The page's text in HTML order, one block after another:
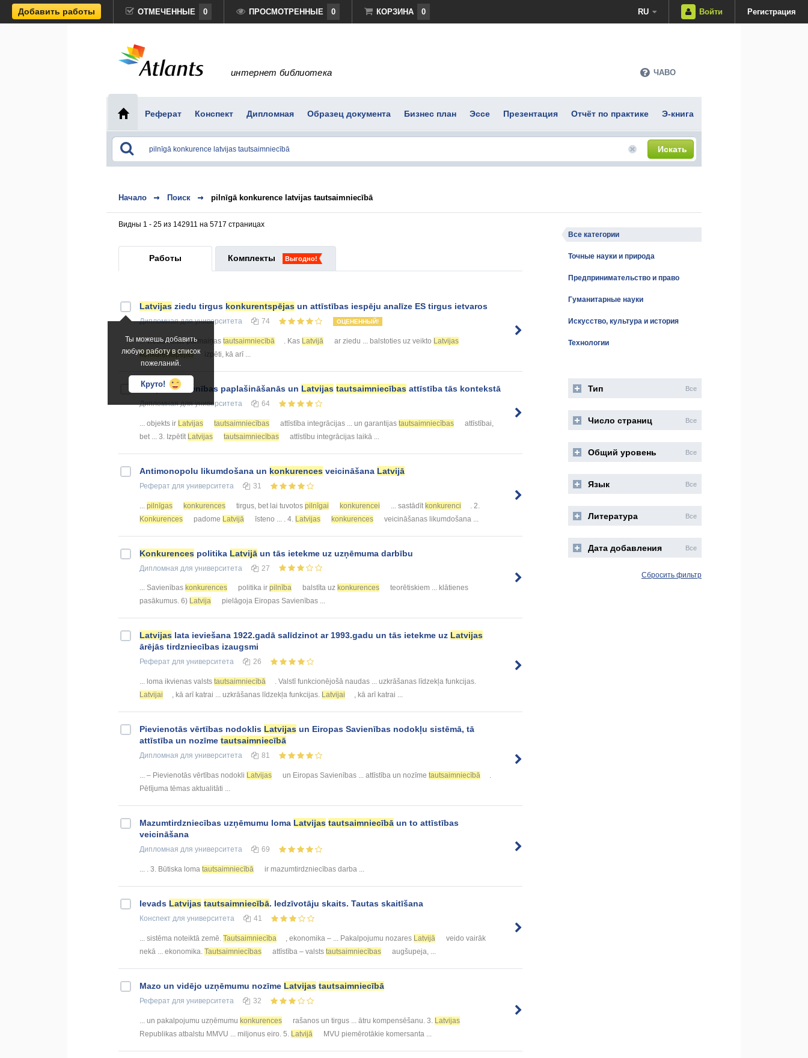
Добавить работы ОТМЕЧЕННЫЕ 0 ПРОСМОТРЕННЫЕ 0 КОРЗИНА 0 RU Войти Регистрация
интернет библиотека ЧАВО
Реферат Конспект Дипломная Образец документа Бизнес план Эссе Презентация Отчёт по практике Э-книга
Искать
Начало Поиск pilnīgā konkurence latvijas tautsaimniecībā
Видны 1 - 25 из 142911 на 5717 страницах
Работы Комплекты Выгодно!
Ты можешь добавить
любую работу в список
пожеланий.
Круто!
Latvijas ziedu tirgus konkurentspējas un attīstības iespēju analīze ES tirgus ietvaros
Дипломнаядля университета 74 ОЦЕНЕННЫЙ!
... viesis lielas pārmaiņas tautsaimniecībā . Kas Latvijā ar ziedu ... balstoties uz veikto Latvijas
konkurentspējas
izpēti, kā arī ...
Eiropas Savienības paplašināšanās un Latvijas tautsaimniecības attīstība tās kontekstā
Дипломнаядля университета 64
... objekts ir Latvijas tautsaimniecības attīstība integrācijas ... un garantijas tautsaimniecības
attīstībai,
bet ... 3. Izpētīt Latvijas tautsaimniecības attīstību integrācijas laikā ...
Antimonopolu likumdošana un konkurences veicināšana Latvijā
Реферат для университета 31
pilnīgas konkurences tirgus, bet lai tuvotos pilnīgai konkurencei ... sastādīt konkurenci
. 2.
Konkurences
padome Latvijā īsteno ... . 4. Latvijas konkurences veicināšanas likumdošana ...
Konkurences politika Latvijā un tās ietekme uz uzņēmuma darbību
Дипломная для университета 27
... Savienības konkurences politika ir pilnība balstīta uz konkurences
teorētiskiem ... klātienes
pasākumus. 6) Latvija pielāgoja Eiropas Savienības ...
Latvijas lata ieviešana 1922.gadā salīdzinot ar 1993.gadu un tās ietekme uz Latvijas
ārējās tirdzniecības izaugsmi
Реферат для университета 26
... loma ikvienas valsts tautsaimniecībā
. Valstī funkcionējošā naudas ... uzkrāšanas līdzekļa funkcijas.
Latvijai
, kā arī katrai ... uzkrāšanas līdzekļa funkcijas. Latvijai , kā arī katrai ...
Pievienotās vērtības nodoklis Latvijas un Eiropas Savienības nodokļu sistēmā, tā
attīstība un nozīme tautsaimniecībā
Дипломная для университета 81
... – Pievienotās vērtības nodokli Latvijas un Eiropas Savienības ... attīstība un nozīme tautsaimniecībā
.
Pētījuma tēmas aktualitāti ...
Mazumtirdzniecības uzņēmumu loma Latvijas tautsaimniecībā un to attīstības
veicināšana
Дипломная для университета 69
... . 3. Būtiska loma tautsaimniecībā ir mazumtirdzniecības darba ...
Ievads Latvijas tautsaimniecībā. Iedzīvotāju skaits. Tautas skaitīšana
Конспект для университета 41
... sistēma noteiktā zemē. Tautsaimniecība , ekonomika – ... Pakalpojumu nozares Latvijā
veido vairāk
nekā ... ekonomika. Tautsaimniecības attīstība – valsts tautsaimniecības augšupeja, ...
Mazo un vidējo uzņēmumu nozīme Latvijas tautsaimniecībā
Реферат для университета 32
... un pakalpojumu uzņēmumu konkurences rašanos un tirgus ... ātru kompensēšanu. 3. Latvijas
Republikas atbalstu MMVU ... miljonus eiro. 5. Latvijā MVU piemērotākie komersanta ...
Все категории
Точные науки и природа
Предпринимательство и право
Гуманитарные науки
Искусство, культура и история
Технологии
Тип Все
Число страниц Все
Общий уровень Все
Язык Все
Литература Все
Дата добавления Все
Сбросить фильтр